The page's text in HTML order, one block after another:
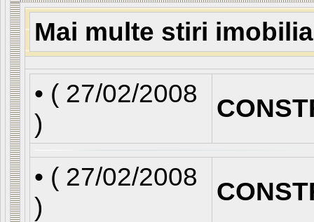
Mai multe stiri
• ( 27/02/2008
)
• ( 27/02/2008
)